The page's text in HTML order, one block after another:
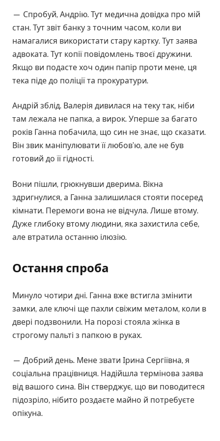
— Спробуй, Андрію. Тут медична довідка про мій
стан. Тут звіт банку з точним часом, коли ви
намагалися використати стару картку. Тут заява
адвоката. Тут копії повідомлень твоєї дружини.
Якщо ви подасте хоч один папір проти мене, ця
тека піде до поліції та прокуратури.
Андрій зблід. Валерія дивилася на теку так, ніби
там лежала не папка, а вирок. Уперше за багато
років Ганна побачила, що син не знає, що сказати.
Він звик маніпулювати її любов’ю, але не був
готовий до її гідності.
Вони пішли, грюкнувши дверима. Вікна
здригнулися, а Ганна залишилася стояти посеред
кімнати. Перемоги вона не відчула. Лише втому.
Дуже глибоку втому людини, яка захистила себе,
але втратила останню ілюзію.
Остання спроба
Минуло чотири дні. Ганна вже встигла змінити
замки, але ключі ще пахли свіжим металом, коли в
двері подзвонили. На порозі стояла жінка в
строгому пальті з папкою в руках.
— Добрий день. Мене звати Ірина Сергіївна, я
соціальна працівниця. Надійшла термінова заява
від вашого сина. Він стверджує, що ви поводитеся
підозріло, нібито роздаєте майно й потребуєте
опікуна.